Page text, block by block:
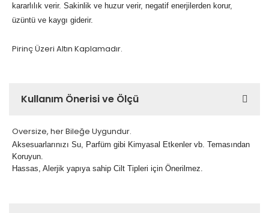
kararlılık verir. Sakinlik ve huzur verir, negatif enerjilerden korur,
üzüntü ve kaygı giderir.
Pirinç Üzeri Altın Kaplamadır.
Kullanım Önerisi ve Ölçü
Oversize, her Bileğe Uygundur.
Aksesuarlarınızı Su, Parfüm gibi Kimyasal Etkenler vb. Temasından
Koruyun.
Hassas, Alerjik yapıya sahip Cilt Tipleri için Önerilmez.